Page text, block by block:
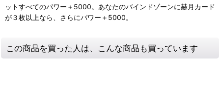
ットすべてのパワー＋5000。あなたのバインドゾーンに赫月カード
が３枚以上なら、さらにパワー＋5000。
この商品を買った人は、こんな商品も買っています